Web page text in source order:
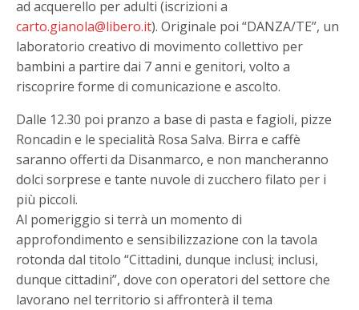
ad acquerello per adulti (iscrizioni a
carto.gianola@libero.it). Originale poi “DANZA/TE”, un
laboratorio creativo di movimento collettivo per
bambini a partire dai 7 anni e genitori, volto a
riscoprire forme di comunicazione e ascolto.
Dalle 12.30 poi pranzo a base di pasta e fagioli, pizze
Roncadin e le specialità Rosa Salva. Birra e caffè
saranno offerti da Disanmarco, e non mancheranno
dolci sorprese e tante nuvole di zucchero filato per i
più piccoli.
Al pomeriggio si terrà un momento di
approfondimento e sensibilizzazione con la tavola
rotonda dal titolo “Cittadini, dunque inclusi; inclusi,
dunque cittadini”, dove con operatori del settore che
lavorano nel territorio si affronterà il tema